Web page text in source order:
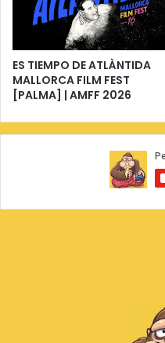
ES TIEMPO DE ATLÀNTIDA
MALLORCA FILM FEST
[PALMA] | AMFF 2026